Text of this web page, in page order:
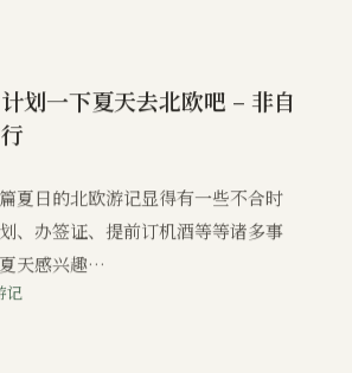
划一下夏天去北欧吧 – 非自
夏日的北欧游记显得有一些不合时
、办签证、提前订机酒等等诸多事
天感兴趣…
记